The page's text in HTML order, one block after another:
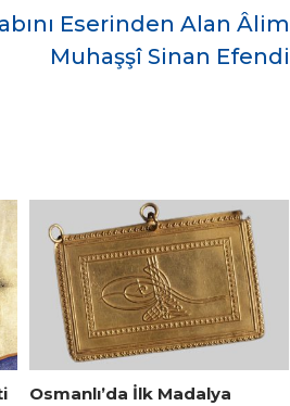
Eserinden Alan Âlim
Muhaşşî Sinan Efendi
Osmanlı’da İlk Madalya